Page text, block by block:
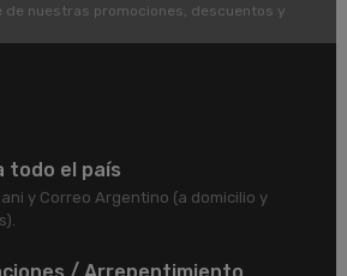
de nuestras promociones, descuentos y
todo el país
y Correo Argentino (a domicilio y